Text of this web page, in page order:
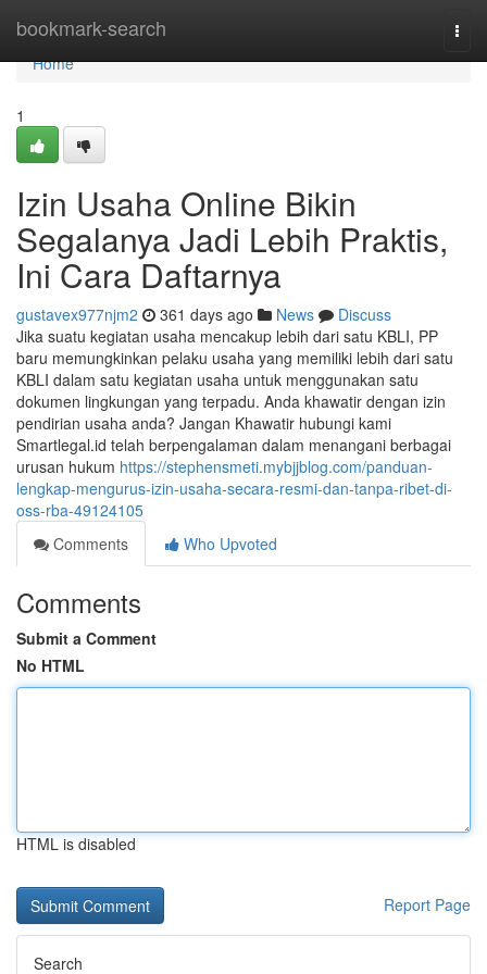
bookmark-search
Home
Home
1
Izin Usaha Online Bikin
Segalanya Jadi Lebih Praktis,
Ini Cara Daftarnya
gustavex977njm2 361 days ago News
Discuss
Jika suatu kegiatan usaha mencakup lebih dari satu KBLI, PP
baru memungkinkan pelaku usaha yang memiliki lebih dari satu
KBLI dalam satu kegiatan usaha untuk menggunakan satu
dokumen lingkungan yang terpadu. Anda khawatir dengan izin
pendirian usaha anda? Jangan Khawatir hubungi kami
Smartlegal.id telah berpengalaman dalam menangani berbagai
urusan hukum https://stephensmeti.mybjjblog.com/panduan-
lengkap-mengurus-izin-usaha-secara-resmi-dan-tanpa-ribet-di-
oss-rba-49124105
Comments
Who Upvoted
Comments
Submit a Comment
No HTML
HTML is disabled
Report Page
Search